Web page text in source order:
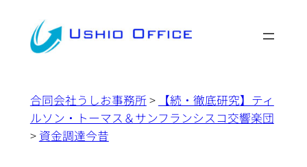
合同会社うしお事務所 >
【続・徹底研究】ティ
ルソン・トーマス＆サンフランシスコ交響楽団
> 資金調達今昔